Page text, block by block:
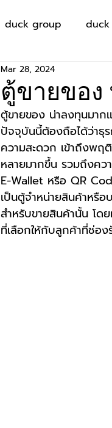
duck group duck
ตู้ขายของ
Mar 28, 2024
ตู้ขายของ น่าลงทุนมากเ
ปัจจุบันนี้ต้องถือได้ว่าธุ
ความสะดวก เข้าถึงพฤ
หลายมากขึ้น รวมถึงคว
E-Wallet หรือ QR
เป็นตู้จำหน่ายสินค้าหรื
สำหรับขายสินค้านั้น โด
ที่เลือกให้กับลูกค้าที่ช่อ